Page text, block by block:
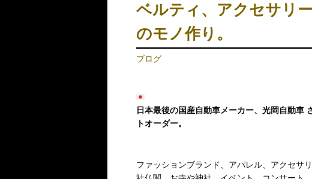
ベルティ、アクセサリ
のモノ作り。
ブログ
日本最後の国産自動車メーカー、光岡自動車
トオーダー。
ファッションブランド、アパレル、アクセサ